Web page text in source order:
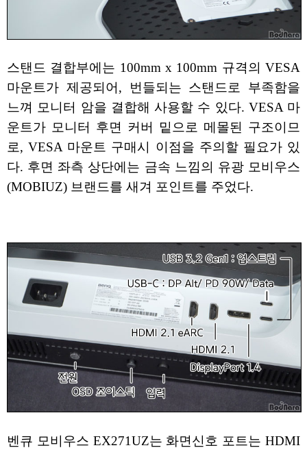
스탠드 결합부에는 100mm x 100mm 규격의 VESA
마운트가 제공되어, 번들되는 스탠드로 부족함을
느껴 모니터 암을 결합해 사용할 수 있다. VESA 마
운트가 모니터 후면 커버 밑으로 메몰된 구조이므
로, VESA 마운트 구매시 이점을 주의할 필요가 있
다. 후면 좌측 상단에는 금속 느낌의 유광 모비우스
(MOBIUZ) 브랜드를 새겨 포인트를 주었다.
벤큐 모비우스 EX271UZ는 화면신호 포트는 HDMI